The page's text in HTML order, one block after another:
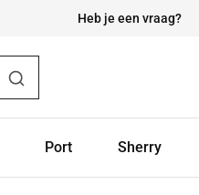
Heb je een vraag?
Port Sherry